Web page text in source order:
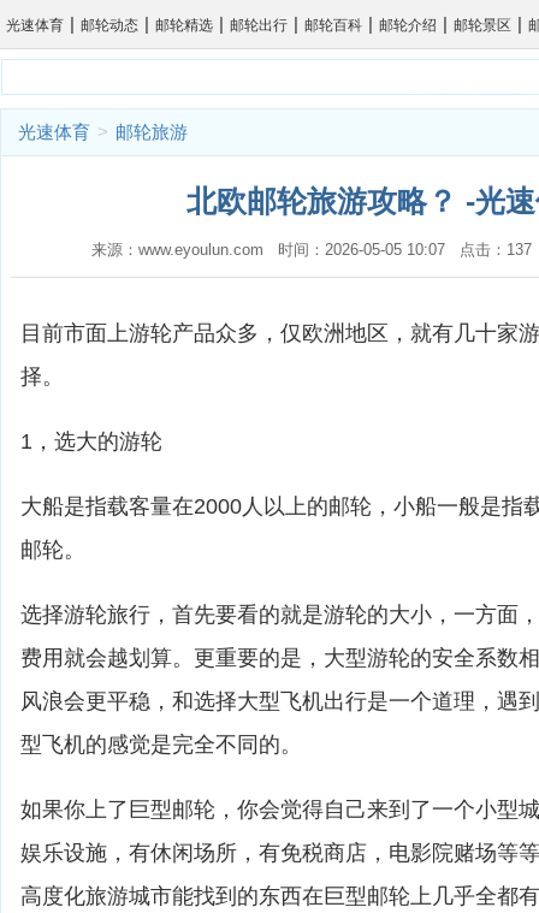
光速体育 | 邮轮动态 | 邮轮精选 | 邮轮出行 | 邮轮百科 | 邮轮介绍 | 邮轮景区 |
光速体育 > 邮轮旅游
北欧邮轮旅游攻略？ -光
来源：www.eyoulun.com 时间：2026-05-05 10:07 点击：
目前市面上游轮产品众多，仅欧洲地区，就有几十家
择。
1，选大的游轮
大船是指载客量在2000人以上的邮轮，小船一般是指
邮轮。
选择游轮旅行，首先要看的就是游轮的大小，一方面
费用就会越划算。更重要的是，大型游轮的安全系数
风浪会更平稳，和选择大型飞机出行是一个道理，遇
型飞机的感觉是完全不同的。
如果你上了巨型邮轮，你会觉得自己来到了一个小型
娱乐设施，有休闲场所，有免税商店，电影院赌场等
高度化旅游城市能找到的东西在巨型邮轮上几乎全都